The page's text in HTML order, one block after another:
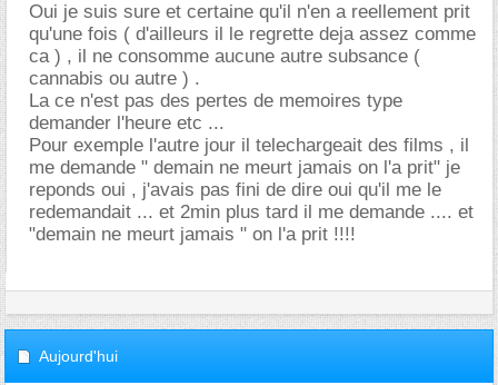
Oui je suis sure et certaine qu'il n'en a reellement prit
qu'une fois ( d'ailleurs il le regrette deja assez comme
ca ) , il ne consomme aucune autre subsance (
cannabis ou autre ) .
La ce n'est pas des pertes de memoires type
demander l'heure etc ...
Pour exemple l'autre jour il telechargeait des films , il
me demande " demain ne meurt jamais on l'a prit" je
reponds oui , j'avais pas fini de dire oui qu'il me le
redemandait ... et 2min plus tard il me demande .... et
"demain ne meurt jamais " on l'a prit !!!!
Aujourd'hui